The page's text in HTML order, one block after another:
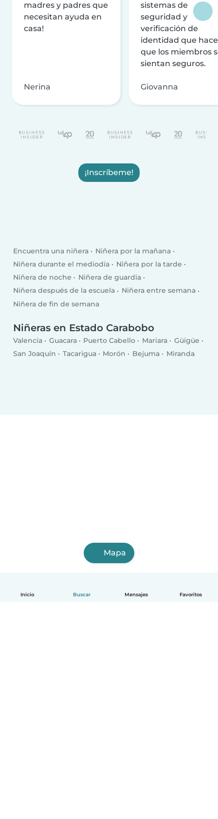
Inicio Buscar Mensajes Favoritos
madres y padres que
necesitan ayuda en
casa!
Nerina
sistemas de
seguridad y
verificación de
identidad que
que los miembros
sientan seguros.
Giovanna
¡Inscríbeme!
Encuentra una niñera
Niñera por la mañana
Niñera durante el mediodía
Niñera por la tarde
Niñera de noche
Niñera de guardia
Niñera después de la escuela
Niñera entre semana
Niñera de fin de semana
Niñeras en Estado Carabobo
Valencia Guacara Puerto Cabello Mariara
Güigüe
San Joaquín
Tacarigua Morón Bejuma Miranda
Mapa